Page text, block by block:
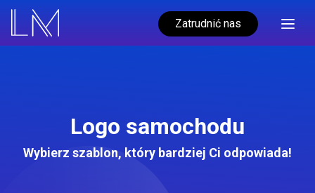
Zatrudnić nas
Logo samochodu
Wybierz szablon, który bardziej Ci odpowiada!